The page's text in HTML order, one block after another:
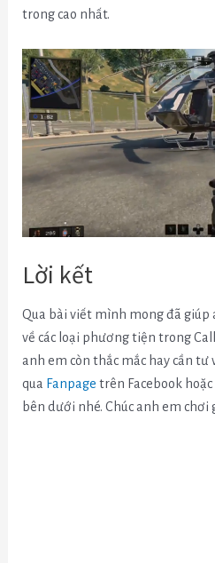
trong cao nhất.
Lời kết
Qua bài viết mình mong đã
về các loại phương tiện trong
anh em còn thắc mắc hay cần
qua Fanpage trên Facebook
bên dưới nhé. Chúc anh em chơi